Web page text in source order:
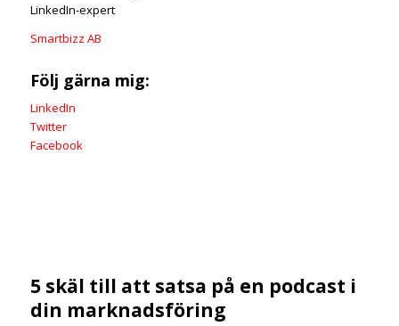
LinkedIn-expert
Smartbizz AB
Följ gärna mig:
LinkedIn
Twitter
Facebook
5 skäl till att satsa på en podcast i
din marknadsföring